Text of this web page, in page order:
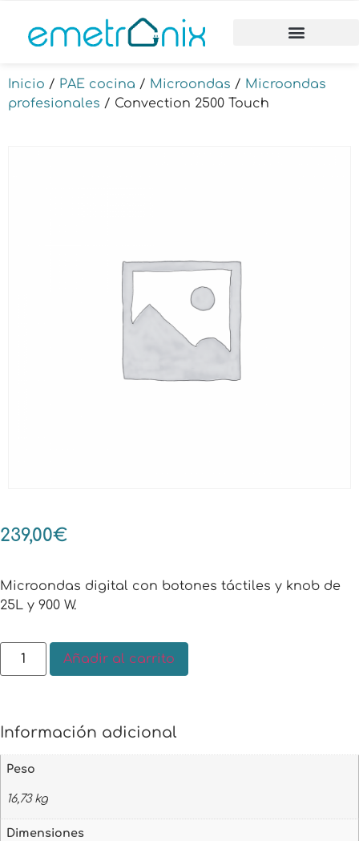
Inicio / PAE cocina / Microondas / Microondas
profesionales / Convection 2500 Touch
239,00€
Microondas digital con botones táctiles y knob de
25L y 900 W.
Añadir al carrito
Información adicional
Peso
16,73 kg
Dimensiones